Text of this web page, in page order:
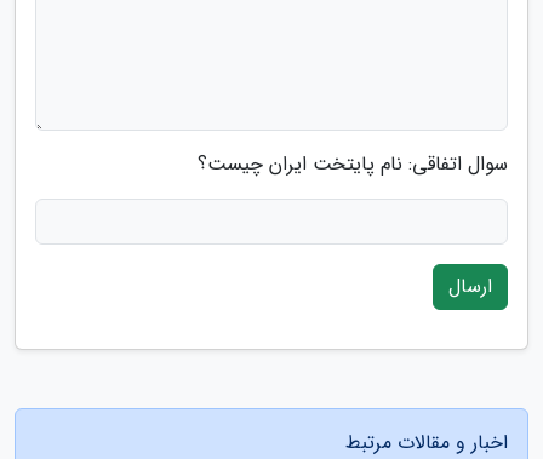
سوال اتفاقی: نام پایتخت ایران چیست؟
ارسال
اخبار و مقالات مرتبط